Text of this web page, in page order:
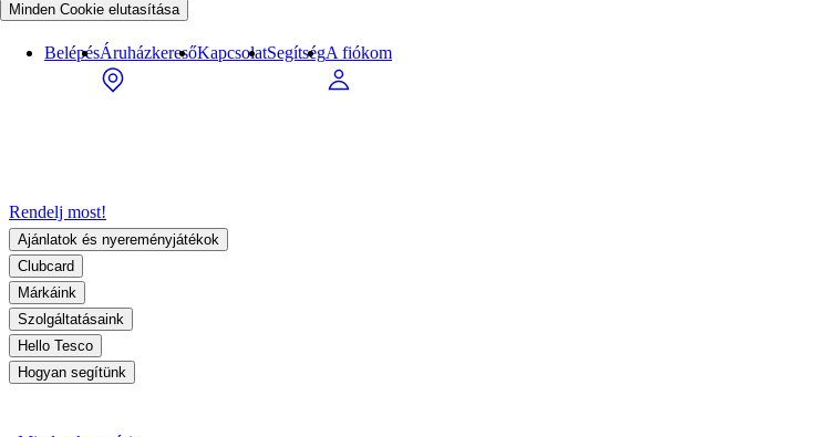
Minden Cookie elutasítása
BelépésÁruházkeresőKapcsolatSegítségA fiókom
Rendelj most!
Ajánlatok és nyereményjátékok
Clubcard
Márkáink
Szolgáltatásaink
Hello Tesco
Hogyan segítünk